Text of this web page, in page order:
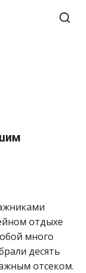
отдыхе
много
десять
отсеком.